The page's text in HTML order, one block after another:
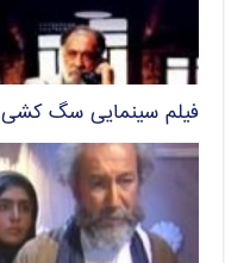
فیلم سینمایی سگ کشی